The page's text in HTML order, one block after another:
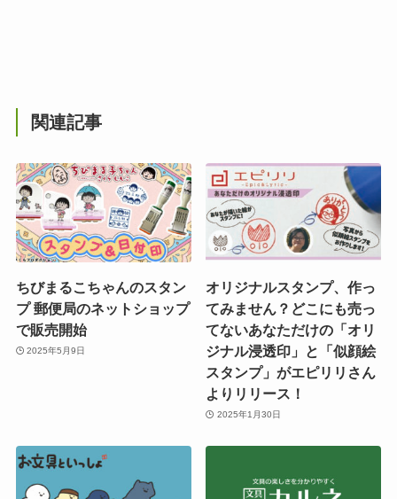
関連記事
ちびまるこちゃんのスタン
プ 郵便局のネットショップ
で販売開始
2025年5月9日
オリジナルスタンプ、作っ
てみません？どこにも売っ
てないあなただけの「オリ
ジナル浸透印」と「似顔絵
スタンプ」がエピリリさん
よりリリース！
2025年1月30日